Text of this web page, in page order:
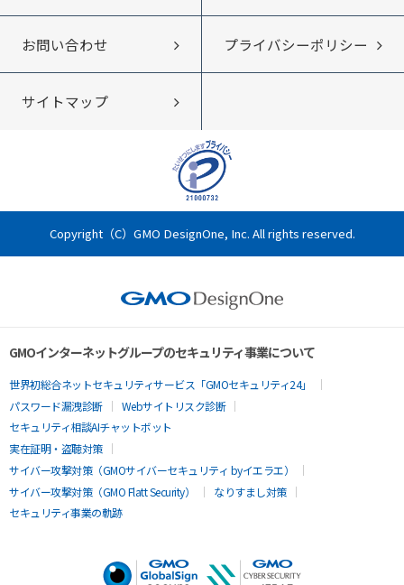
Web制作・受託開発
企業情報DB byGMO
IRライブラリー
メッセージ
会社概要・アクセス
お問い合わせ プライバシーポリシー
サイトマップ
Copyright（C）GMO DesignOne, Inc. All rights reserved.
GMOインターネットグループのセキュリティ事業について
世界初総合ネットセキュリティサービス「GMOセキュリティ24」
パスワード漏洩診断
Webサイトリスク診断
セキュリティ相談AIチャットボット
実在証明・盗聴対策
サイバー攻撃対策（GMOサイバーセキュリティ byイエラエ）
サイバー攻撃対策（GMO Flatt Security）
なりすまし対策
セキュリティ事業の軌跡